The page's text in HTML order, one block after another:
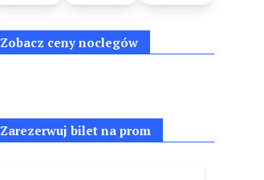
Zobacz ceny noclegów
Zarezerwuj bilet na prom